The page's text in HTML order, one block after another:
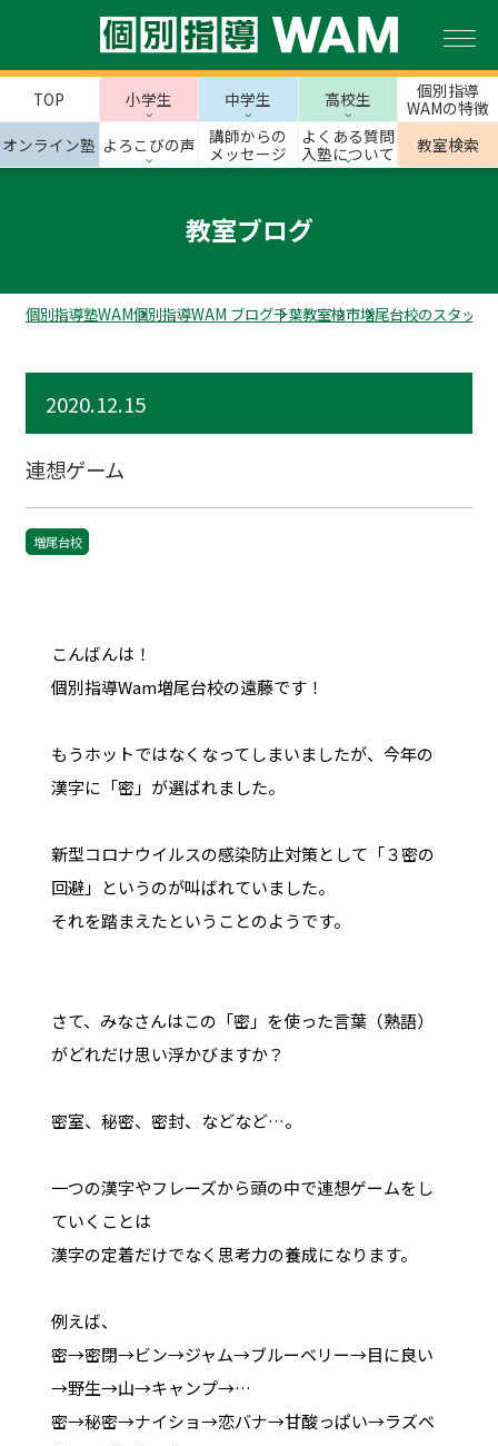
TOP 小学生 中学生 高校生
個別指導
WAMの特徴
オンライン塾 よろこびの声
講師からの
メッセージ
よくある質問
入塾について
教室検索
教室ブログ
個別指導塾WAM個別指導WAM ブログ千葉教室柏市増尾台校のスタッフ
2020.12.15
連想ゲーム
増尾台校
こんばんは！
個別指導Wam増尾台校の遠藤です！
もうホットではなくなってしまいましたが、今年の
漢字に「密」が選ばれました。
新型コロナウイルスの感染防止対策として「３密の
回避」というのが叫ばれていました。
それを踏まえたということのようです。
さて、みなさんはこの「密」を使った言葉（熟語）
がどれだけ思い浮かびますか？
密室、秘密、密封、などなど…。
一つの漢字やフレーズから頭の中で連想ゲームをし
ていくことは
漢字の定着だけでなく思考力の養成になります。
例えば、
密→密閉→ビン→ジャム→ブルーベリー→目に良い
→野生→山→キャンプ→…
密→秘密→ナイショ→恋バナ→甘酸っぱい→ラズベ